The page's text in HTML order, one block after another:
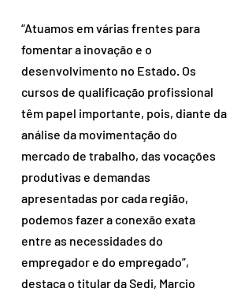
“Atuamos em várias frentes para
fomentar a inovação e o
desenvolvimento no Estado. Os
cursos de qualificação profissional
têm papel importante, pois, diante da
análise da movimentação do
mercado de trabalho, das vocações
produtivas e demandas
apresentadas por cada região,
podemos fazer a conexão exata
entre as necessidades do
empregador e do empregado”,
destaca o titular da Sedi, Marcio